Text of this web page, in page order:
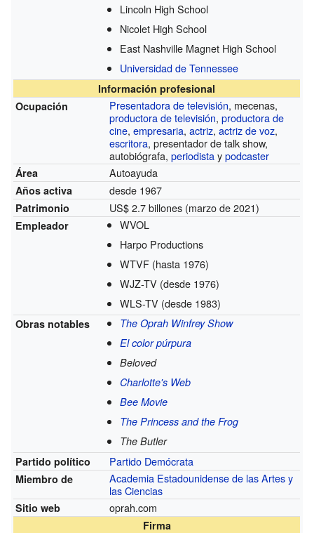
Lincoln High School
Nicolet High School
East Nashville Magnet High School
Universidad de Tennessee
Información profesional
Ocupación
Presentadora de televisión, mecenas,
productora de televisión,productora de
cine,empresaria,actriz,actriz de voz,
escritora, presentador de talk show,
autobiógrafa,periodistaypodcaster
Área Autoayuda
Años activa desde 1967
Patrimonio US$ 2.7 billones (marzo de 2021)
Empleador
WVOL
Harpo Productions
WTVF (hasta 1976)
WJZ-TV (desde 1976)
WLS-TV (desde 1983)
Obras notables
The Oprah Winfrey Show
El color púrpura
Beloved
Charlotte's Web
Bee Movie
The Princess and the Frog
The Butler
Partido político
Partido Demócrata
Miembro de
Academia Estadounidense de las Artes y
las Ciencias
Sitio web oprah.com
Firma